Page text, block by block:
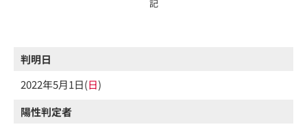
記
判明日
2022年5月1日(日)
陽性判定者